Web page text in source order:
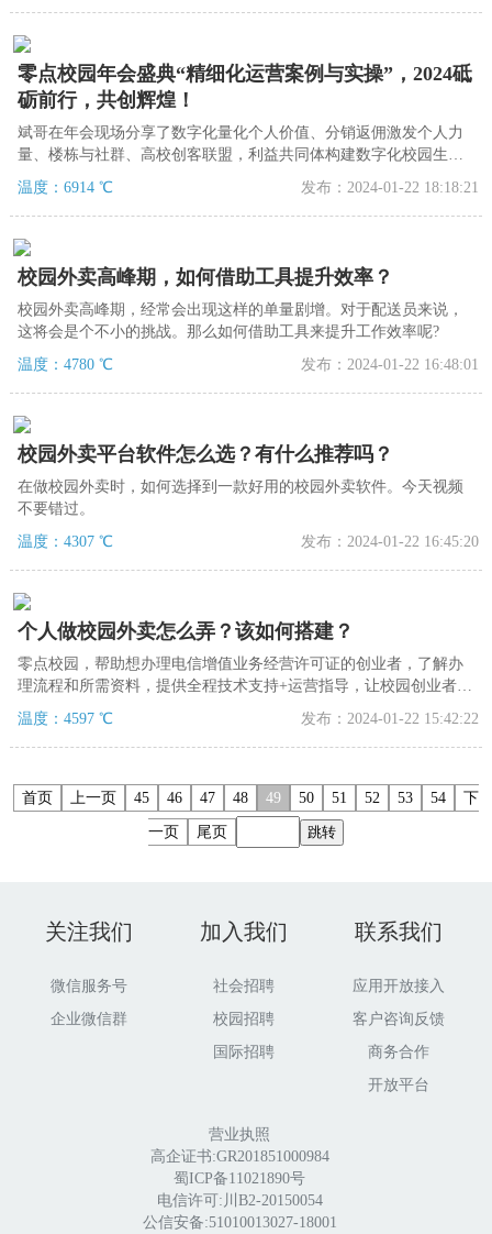
零点校园年会盛典“精细化运营案例与实操”，2024砥
砺前行，共创辉煌！
斌哥在年会现场分享了数字化量化个人价值、分销返佣激发个人力
量、楼栋与社群、高校创客联盟，利益共同体构建数字化校园生
态。
温度：6914 ℃ 发布：2024-01-22 18:18:21
校园外卖高峰期，如何借助工具提升效率？
校园外卖高峰期，经常会出现这样的单量剧增。对于配送员来说，
这将会是个不小的挑战。那么如何借助工具来提升工作效率呢?
温度：4780 ℃
发布：2024-01-22 16:48:01
校园外卖平台软件怎么选？有什么推荐吗？
在做校园外卖时，如何选择到一款好用的校园外卖软件。今天视频
不要错过。
温度：4307 ℃
发布：2024-01-22 16:45:20
个人做校园外卖怎么弄？该如何搭建？
零点校园，帮助想办理电信增值业务经营许可证的创业者，了解办
理流程和所需资料，提供全程技术支持+运营指导，让校园创业者更
轻松！
温度：4597 ℃ 发布：2024-01-22 15:42:22
首页 上一页 45 46 47 48 49 50 51 52 53 54 下
一页 尾页 跳转
关注我们
微信服务号
企业微信群
加入我们
社会招聘
校园招聘
国际招聘
联系我们
应用开放接入
客户咨询反馈
商务合作
开放平台
营业执照
高企证书:GR201851000984
蜀ICP备11021890号
电信许可:川B2-20150054
公信安备:51010013027-18001